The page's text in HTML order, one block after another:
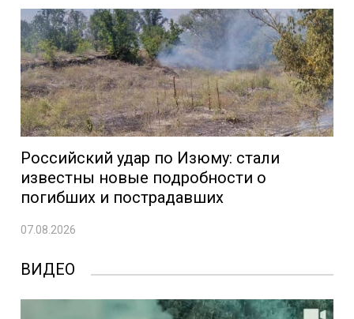
Российский удар по Изюму: стали
известны новые подробности о
погибших и пострадавших
07.08.2026
ВИДЕО